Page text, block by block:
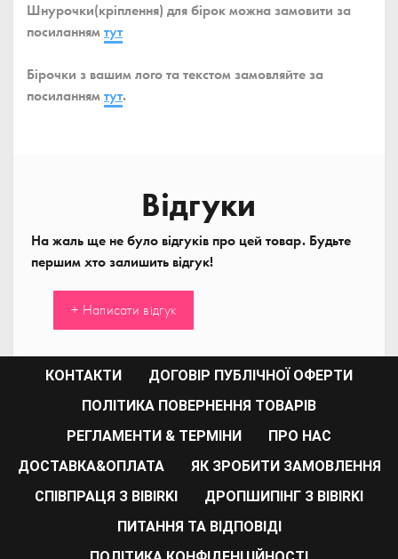
Шнурочки(кріплення) для бірок можна замовити за
посиланнямтут
Бірочки з вашим лого та текстом замовляйте за
посиланнямтут.
Відгуки
На жаль ще не було відгуків про цей товар. Будьте
першим хто залишить відгук!
+ Написати відгук
КОНТАКТИ
ДОГОВІР ПУБЛІЧНОЇ ОФЕРТИ
ПОЛІТИКА ПОВЕРНЕННЯ ТОВАРІВ
РЕГЛАМЕНТИ & ТЕРМІНИ
ПРО НАС
ДОСТАВКА&ОПЛАТА
ЯК ЗРОБИТИ ЗАМОВЛЕННЯ
СПІВПРАЦЯ З BIBIRKI
ДРОПШИПІНГ З BIBIRKI
ПИТАННЯ ТА ВІДПОВІДІ